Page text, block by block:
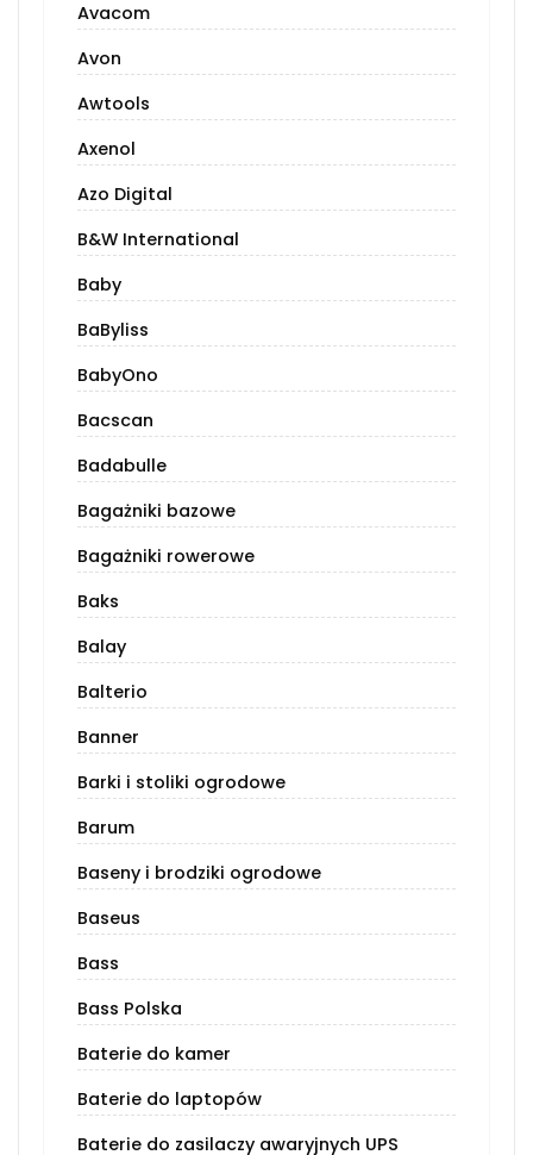
Avacom
Avon
Awtools
Axenol
Azo Digital
B&W International
Baby
BaByliss
BabyOno
Bacscan
Badabulle
Bagażniki bazowe
Bagażniki rowerowe
Baks
Balay
Balterio
Banner
Barki i stoliki ogrodowe
Barum
Baseny i brodziki ogrodowe
Baseus
Bass
Bass Polska
Baterie do kamer
Baterie do laptopów
Baterie do zasilaczy awaryjnych UPS